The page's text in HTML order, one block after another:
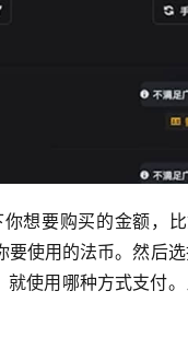
想要购买的金额，
要使用的法币。然后
就使用哪种方式支付